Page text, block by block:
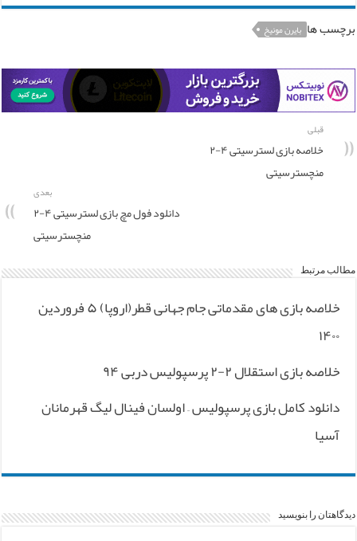
برچسب ها بایرن مونیخ
قبلی
خلاصه بازی لسترسیتی ۴-۲
منچسترسیتی
بعدی
دانلود فول مچ بازی لسترسیتی ۴-۲
منچسترسیتی
مطالب مرتبط
خلاصه بازی های مقدماتی جام جهانی قطر(اروپا) ۵ فروردین
۱۴۰۰
خلاصه بازی استقلال ۲-۲ پرسپولیس دربی ۹۴
دانلود کامل بازی پرسپولیس – اولسان فینال لیگ قهرمانان
آسیا
دیدگاهتان را بنویسید